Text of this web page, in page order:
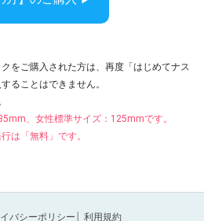
をご購入された方は、再度「はじめてナス
ることはできません。
、女性標準サイズ：125mmです。
は「無料」です。
バシーポリシー 利用規約